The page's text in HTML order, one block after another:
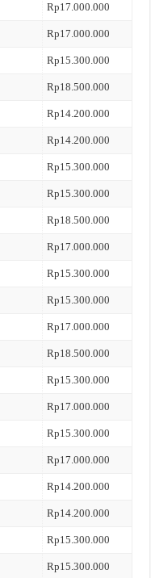
Rp17.000.000
Rp17.000.000
Rp15.300.000
Rp18.500.000
Rp14.200.000
Rp14.200.000
Rp15.300.000
Rp15.300.000
Rp18.500.000
Rp17.000.000
Rp15.300.000
Rp15.300.000
Rp17.000.000
Rp18.500.000
Rp15.300.000
Rp17.000.000
Rp15.300.000
Rp17.000.000
Rp14.200.000
Rp14.200.000
Rp15.300.000
Rp15.300.000